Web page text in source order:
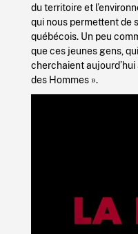
du territoire et
qui nous permettent de
québécois. Un peu
que ces jeunes gens, qui
cherchaient
des Hommes ».